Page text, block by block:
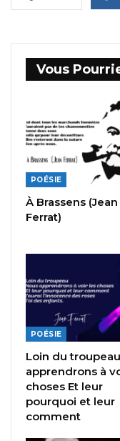
Vous
POÉSIE
À Brassens (Jean
Ferrat)
POÉSIE
Loin du
apprendrons à
choses Et leur
pourquoi et leur
comment